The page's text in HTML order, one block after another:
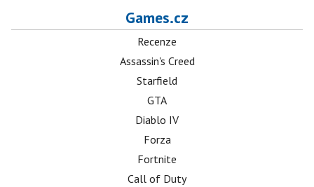
Games.cz
Recenze
Assassin's Creed
Starfield
GTA
Diablo IV
Forza
Fortnite
Call of Duty